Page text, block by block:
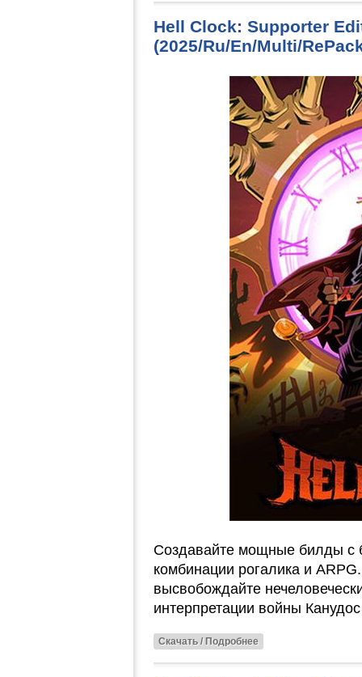
Hell Clock: Supporter
(2025/Ru/En/Multi/
Создавайте мощные билды с
комбинации рогалика и
высвобождайте
интерпретации войны
Скачать / Подробнее